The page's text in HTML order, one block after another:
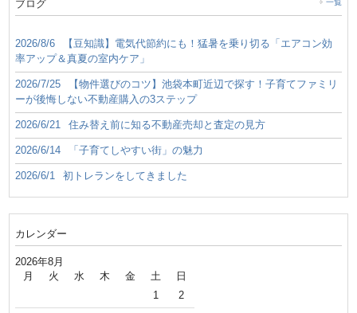
ブログ 一覧
2026/8/6
【豆知識】電気代節約にも！猛暑を乗り切る「エアコン効
率アップ＆真夏の室内ケア」
2026/7/25
【物件選びのコツ】池袋本町近辺で探す！子育てファミリ
ーが後悔しない不動産購入の3ステップ
2026/6/21 住み替え前に知る不動産売却と査定の見方
2026/6/14 「子育てしやすい街」の魅力
2026/6/1 初トレランをしてきました
カレンダー
2026年8月
月 火 水 木 金 土 日
1 2